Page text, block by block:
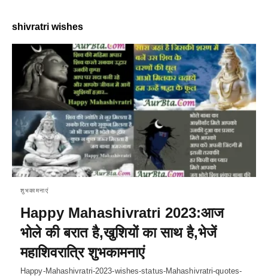
shivratri wishes
शुभकामनाएं
Happy Mahashivratri 2023:आज
भोले की बरात है,खुशियों का साथ है,भेजें
महाशिवरात्रि शुभकामनाएं
Happy-Mahashivratri-2023-wishes-status-Mahashivratri-quotes-